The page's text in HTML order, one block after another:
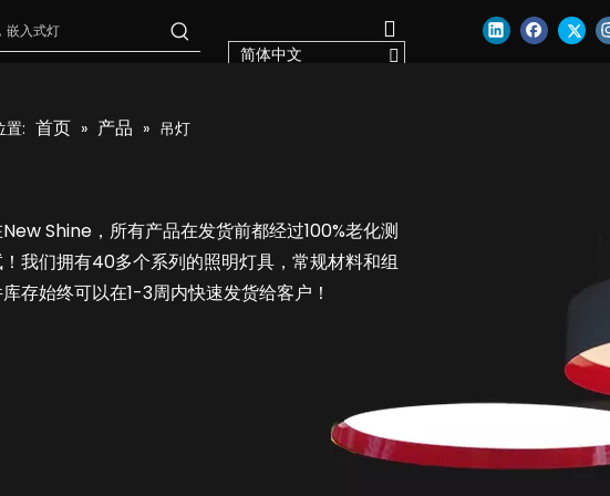
简体中文
置: 首页 » 产品 » 吊灯
Shine，所有产品在发货前都经过100%老化测
我们拥有40多个系列的照明灯具，常规材料和组
存始终可以在1-3周内快速发货给客户！